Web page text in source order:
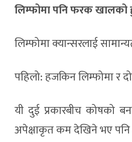
लिम्फोमा पनि फरक खालको
लिम्फोमा क्यान्सरलाई
पहिलो: हजकिन लिम्फोमा र
यी दुई प्रकारबीच कोषको
अपेक्षाकृत कम देखिने भए